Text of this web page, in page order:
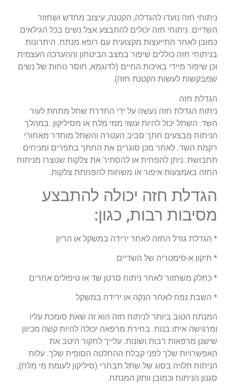
ניתוחי חזה נועדו להגדלה, הקטנה, עיצוב מחדש ושחזור
השדיים. ניתוחי חזה יכולים להתבצע אצל נשים בכל הגילאים
כמובן לאחר התייעצות מקצועית עם רופא מנתח. היתרונות
בניתוחי חזה כוללים שיפור במצב הביטחון וההערכה העצמית
וכן שיפור מיידי באיכות החיים (לדוגמא, חוסר נוחות של נשים
שמבקשות לעשות הקטנת חזה).
הגדלת חזה
ניתוח הגדלת חזה נעשה על ידי החדרת שתל מתחת לעור
השד. השתל יכול להיות עשוי ממי מלח או מסיליקון. במהלך
הניתוח מבצעים חתך סביב העטרה והשתל מוחדר מאחורי
רקמת השד. לאחר מכן סוגרים את החתך בתפרים ומניחים
תחבושת. ניתן להפחית או להסתיר את צלקות שנוצרו מניתוח
החזה באמצעות איפור או משחות להפחתת צלקות.
הגדלת חזה יכולה להתבצע
מסיבות רבות, כגון:
* הגדלת גודל החזה לאחר ירידה במשקל או הריון
* תיקון א-סימטריה של השדיים
* כחלק משחזור לאחר ניתוח סרטן שד או טיפולים אחרים
* השבת נפח לאחר הנקה או ירידה במשקל
המנתח הטוב ביותר לניתוח חזה הוא זה שאת סומכת עליו
ומרגישה איתו בנוח. בחירת מרפאה יכולה להיות קשה מכיוון
שישנן מרפאות רבות ושונות. עלייך לחקור היטב את
האפשרויות שלך לפני קבלת ההחלטה הסופית שלך. עלות
הניתוח תלויה בסוג של שתל תבחרי (סיליקון לעומת מי מלח),
סגנון הניתוח וכמובן וותק המנתח.